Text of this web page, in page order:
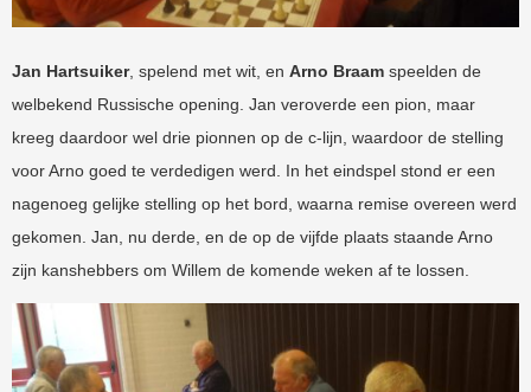
Jan Hartsuiker, spelend met wit, en Arno Braam speelden de
welbekend Russische opening. Jan veroverde een pion, maar
kreeg daardoor wel drie pionnen op de c-lijn, waardoor de stelling
voor Arno goed te verdedigen werd. In het eindspel stond er een
nagenoeg gelijke stelling op het bord, waarna remise overeen werd
gekomen. Jan, nu derde, en de op de vijfde plaats staande Arno
zijn kanshebbers om Willem de komende weken af te lossen.